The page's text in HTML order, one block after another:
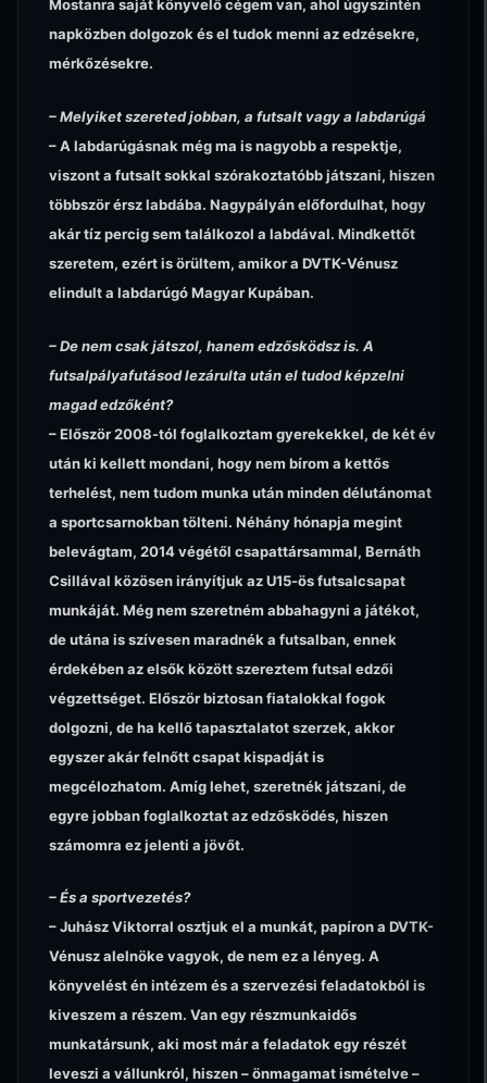
Mostanra saját könyvelő cégem van, ahol úgyszintén
napközben dolgozok és el tudok menni az edzésekre,
mérkőzésekre.
– Melyiket szereted jobban, a futsalt vagy a labdarúgá
– A labdarúgásnak még ma is nagyobb a respektje,
viszont a futsalt sokkal szórakoztatóbb játszani, hiszen
többször érsz labdába. Nagypályán előfordulhat, hogy
akár tíz percig sem találkozol a labdával. Mindkettőt
szeretem, ezért is örültem, amikor a DVTK-Vénusz
elindult a labdarúgó Magyar Kupában.
– De nem csak játszol, hanem edzősködsz is. A
futsalpályafutásod lezárulta után el tudod képzelni
magad edzőként?
– Először 2008-tól foglalkoztam gyerekekkel, de két év
után ki kellett mondani, hogy nem bírom a kettős
terhelést, nem tudom munka után minden délutánomat
a sportcsarnokban tölteni. Néhány hónapja megint
belevágtam, 2014 végétől csapattársammal, Bernáth
Csillával közösen irányítjuk az U15-ös futsalcsapat
munkáját. Még nem szeretném abbahagyni a játékot,
de utána is szívesen maradnék a futsalban, ennek
érdekében az elsők között szereztem futsal edzői
végzettséget. Először biztosan fiatalokkal fogok
dolgozni, de ha kellő tapasztalatot szerzek, akkor
egyszer akár felnőtt csapat kispadját is
megcélozhatom. Amíg lehet, szeretnék játszani, de
egyre jobban foglalkoztat az edzősködés, hiszen
számomra ez jelenti a jövőt.
– És a sportvezetés?
– Juhász Viktorral osztjuk el a munkát, papíron a DVTK-
Vénusz alelnöke vagyok, de nem ez a lényeg. A
könyvelést én intézem és a szervezési feladatokból is
kiveszem a részem. Van egy részmunkaidős
munkatársunk, aki most már a feladatok egy részét
leveszi a vállunkról, hiszen – önmagamat ismételve –